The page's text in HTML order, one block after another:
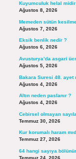
Kuyumculuk helal midir
Ağustos 8, 2026
Memeden sütün
Ağustos 7, 2026
Eksik benlik nedir ?
Ağustos 6, 2026
Avusturya’da asgari
Ağustos 5, 2026
Bakara Suresi 48. ayet
Ağustos 4, 2026
Altın neden paslanır ?
Ağustos 4, 2026
Cebirsel olmayan
Temmuz 30, 2026
Kur korumalı haram
Temmuz 27, 2026
64 hangi sayıya
Temmuz 24, 2026